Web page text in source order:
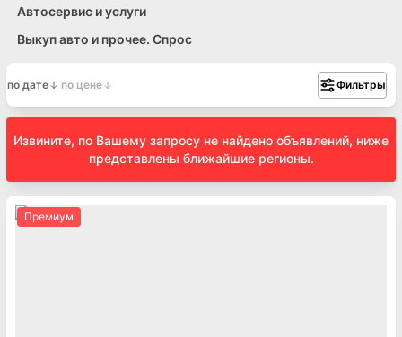
Автосервис и услуги
Выкуп авто и прочее. Спрос
по дате по цене Фильтры
Извините, по Вашему запросу не найдено объявлений, ниже
представлены ближайшие регионы.
Премиум